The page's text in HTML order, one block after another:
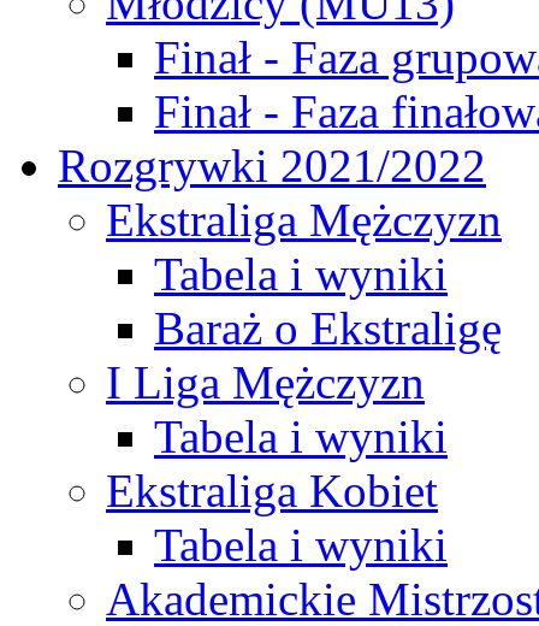
Finał - Faza
Finał - Faza
Rozgrywki 2021/2022
Ekstraliga Mężczyzn
Tabela i wyniki
Baraż o Ekstraligę
I Liga Mężczyzn
Tabela i wyniki
Ekstraliga Kobiet
Tabela i wyniki
Akademickie